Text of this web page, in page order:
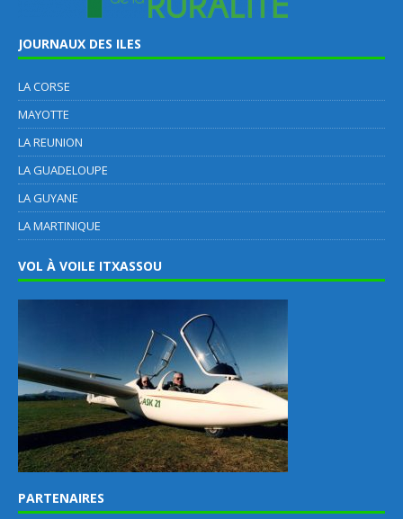
JOURNAUX DES ILES
LA CORSE
MAYOTTE
LA REUNION
LA GUADELOUPE
LA GUYANE
LA MARTINIQUE
VOL À VOILE ITXASSOU
PARTENAIRES